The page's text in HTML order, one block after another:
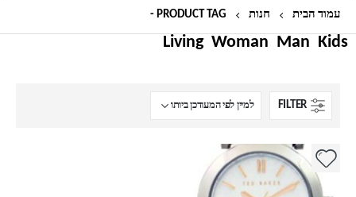
עמוד הבית חנות PRODUCT TAG -
Kids
Man
Woman
Living
FILTER
למוצר